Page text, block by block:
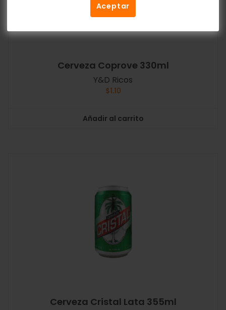
Aceptar
Cerveza Coprove 330ml
Y&D Ricos
$1.10
Añadir al carrito
Cerveza Cristal Lata 355ml